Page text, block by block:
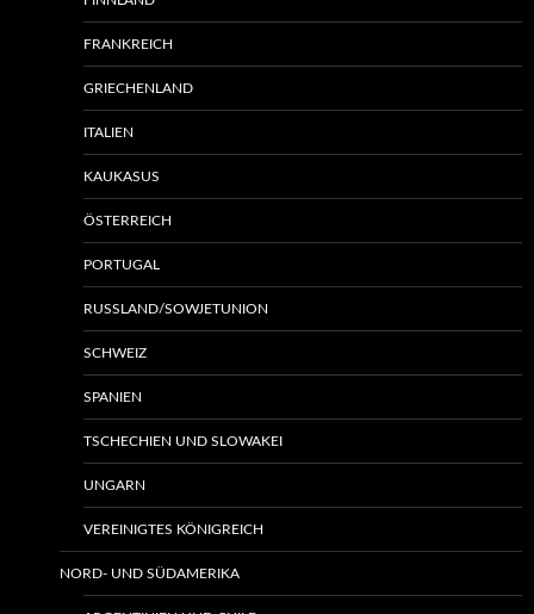
FRANKREICH
GRIECHENLAND
ITALIEN
KAUKASUS
ÖSTERREICH
PORTUGAL
RUSSLAND/SOWJETUNION
SCHWEIZ
SPANIEN
TSCHECHIEN UND SLOWAKEI
UNGARN
VEREINIGTES KÖNIGREICH
NORD- UND SÜDAMERIKA